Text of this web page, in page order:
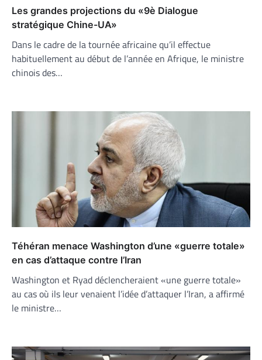
Les grandes projections du «9è Dialogue
stratégique Chine-UA»
Dans le cadre de la tournée africaine qu’il effectue
habituellement au début de l’année en Afrique, le ministre
chinois des…
Téhéran menace Washington d’une «guerre totale»
en cas d’attaque contre l’Iran
Washington et Ryad déclencheraient «une guerre totale»
au cas où ils leur venaient l’idée d’attaquer l’Iran, a affirmé
le ministre…